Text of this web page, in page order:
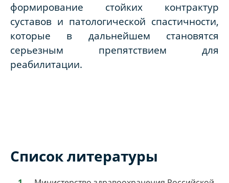
формирование стойких контрактур
суставов и патологической спастичности,
которые в дальнейшем становятся
серьезным препятствием для
реабилитации.
Список литературы